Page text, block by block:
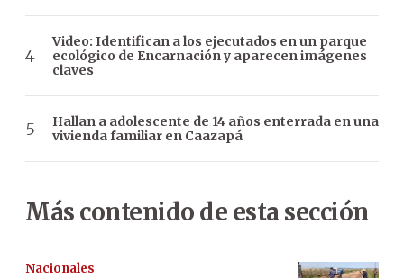
Video: Identifican a los ejecutados en un parque
ecológico de Encarnación y aparecen imágenes
claves
Hallan a adolescente de 14 años enterrada en una
vivienda familiar en Caazapá
Más contenido de esta sección
Nacionales